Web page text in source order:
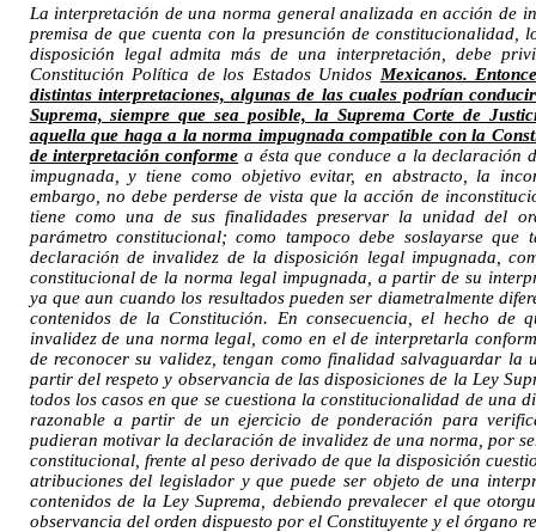
La interpretación de una norma general analizada en acción de
premisa de que cuenta con la presunción de constitucionalidad,
disposición legal admita más de una interpretación, debe
Constitución Política de los Estados Unidos Mexicanos.
distintas interpretaciones, algunas de las cuales podrían
Suprema, siempre que sea posible, la Suprema Corte de
aquella que haga a la norma impugnada compatible con la
de interpretación conforme a ésta que conduce a la declaración
impugnada, y tiene como objetivo evitar, en abstracto, la
embargo, no debe perderse de vista que la acción de
tiene como una de sus finalidades preservar la unidad del
parámetro constitucional; como tampoco debe soslayarse
declaración de invalidez de la disposición legal impugnada,
constitucional de la norma legal impugnada, a partir de su
ya que aun cuando los resultados pueden ser diametralmente
contenidos de la Constitución. En consecuencia, el hecho de
invalidez de una norma legal, como en el de interpretarla
de reconocer su validez, tengan como finalidad salvaguardar
partir del respeto y observancia de las disposiciones de la Ley
todos los casos en que se cuestiona la constitucionalidad de una
razonable a partir de un ejercicio de ponderación para
pudieran motivar la declaración de invalidez de una norma, por
constitucional, frente al peso derivado de que la disposición
atribuciones del legislador y que puede ser objeto de una
contenidos de la Ley Suprema, debiendo prevalecer el que
observancia del orden dispuesto por el Constituyente y el órgano